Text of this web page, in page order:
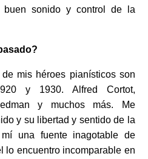
buen sonido y control de la
mis héroes pianísticos son
y 1930. Alfred Cortot,
y muchos más. Me
y su libertad y sentido de la
una fuente inagotable de
lo encuentro incomparable en